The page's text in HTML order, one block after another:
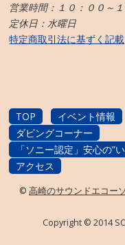
営業時間：１０：００～
定休日：水曜日
特定商取引法に基ずく記載
TOP イベント情報
ダビングコーナー
「ソニー認定」安心の”
アクセス
© 高崎のサウンドエコー
Copyright © 2014